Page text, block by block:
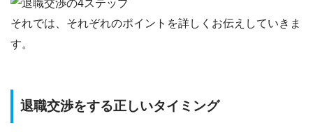
それでは、それぞれのポイントを詳しくお伝えしていきま
す。
退職交渉をする正しいタイミング